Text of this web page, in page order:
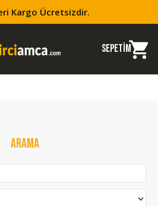
Kargo Ücretsizdir.
ARAMA